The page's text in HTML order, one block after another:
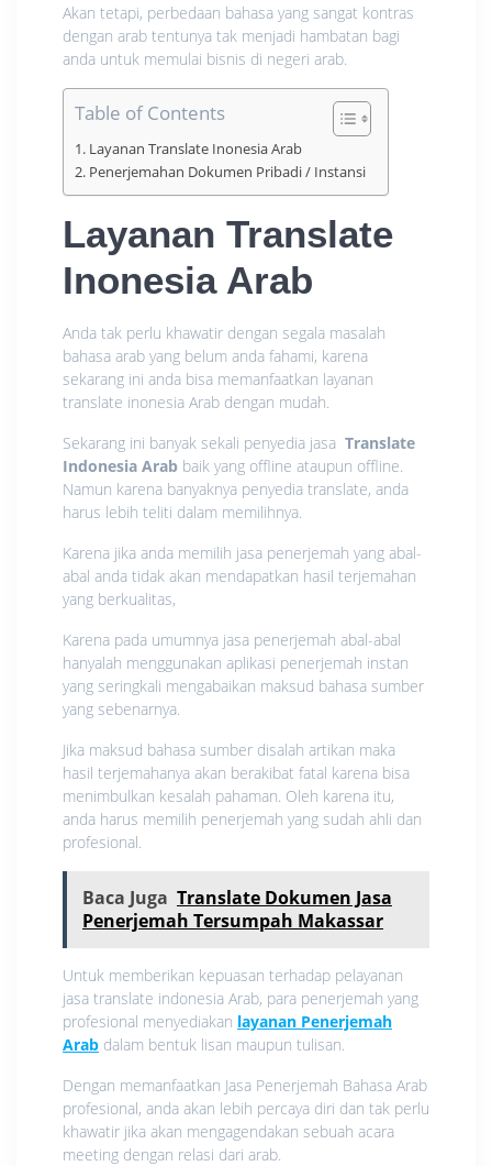
Akan tetapi, perbedaan bahasa yang sangat kontras
dengan arab tentunya tak menjadi hambatan bagi
anda untuk memulai bisnis di negeri arab.
Table of Contents
Layanan Translate Inonesia Arab
Penerjemahan Dokumen Pribadi / Instansi
Layanan Translate
Inonesia Arab
Anda tak perlu khawatir dengan segala masalah
bahasa arab yang belum anda fahami, karena
sekarang ini anda bisa memanfaatkan layanan
translate inonesia Arab dengan mudah.
Sekarang ini banyak sekali penyedia jasa Translate
Indonesia Arab baik yang offline ataupun offline.
Namun karena banyaknya penyedia translate, anda
harus lebih teliti dalam memilihnya.
Karena jika anda memilih jasa penerjemah yang abal-
abal anda tidak akan mendapatkan hasil terjemahan
yang berkualitas,
Karena pada umumnya jasa penerjemah abal-abal
hanyalah menggunakan aplikasi penerjemah instan
yang seringkali mengabaikan maksud bahasa sumber
yang sebenarnya.
Jika maksud bahasa sumber disalah artikan maka
hasil terjemahanya akan berakibat fatal karena bisa
menimbulkan kesalah pahaman. Oleh karena itu,
anda harus memilih penerjemah yang sudah ahli dan
profesional.
Baca Juga Translate Dokumen Jasa
Penerjemah Tersumpah Makassar
Untuk memberikan kepuasan terhadap pelayanan
jasa translate indonesia Arab, para penerjemah yang
profesional menyediakan layanan Penerjemah
Arab dalam bentuk lisan maupun tulisan.
Dengan memanfaatkan Jasa Penerjemah Bahasa Arab
profesional, anda akan lebih percaya diri dan tak perlu
khawatir jika akan mengagendakan sebuah acara
meeting dengan relasi dari arab.